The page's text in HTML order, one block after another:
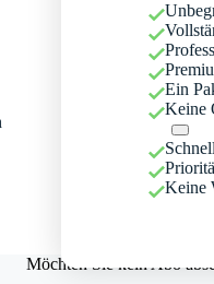
Ein
Keine
Keine
Möchten Sie kein Abo